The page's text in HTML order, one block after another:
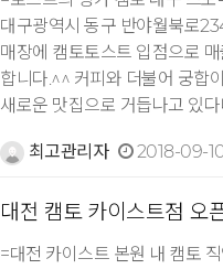
대구광역시 동구 반야월북로
매장에 캠토토스트 입점으로
합니다.^^ 커피와 더불어 궁합
새로운 맛집으로 거듭나고 있다
최고관리자 2018-09-10
대전 캠토 카이스트점 오
=대전 카이스트 본원 내 캠토